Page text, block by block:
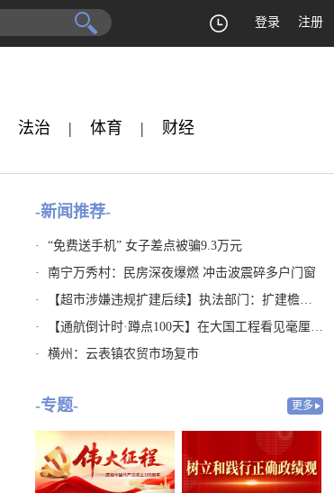
登录 注册
法治 | 体育 | 财经
-新闻推荐-
·
“免费送手机” 女子差点被骗9.3万元
·
南宁万秀村：民房深夜爆燃 冲击波震碎多户门窗
·
【超市涉嫌违规扩建后续】执法部门：扩建檐廊涉嫌违建 是否占地有待认定
·
【通航倒计时·蹲点100天】在大国工程看见毫厘之“精”
·
横州：云表镇农贸市场复市
-专题- 更多